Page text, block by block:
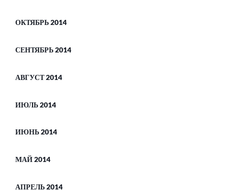
ОКТЯБРЬ 2014
СЕНТЯБРЬ 2014
АВГУСТ 2014
ИЮЛЬ 2014
ИЮНЬ 2014
МАЙ 2014
АПРЕЛЬ 2014